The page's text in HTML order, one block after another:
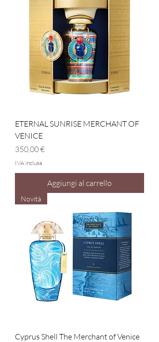
ETERNAL SUNRISE MERCHANT OF
VENICE
Prezzo
350,00 €
IVA inclusa
Aggiungi al carrello
Novità
Cyprus Shell The Merchant of Venice